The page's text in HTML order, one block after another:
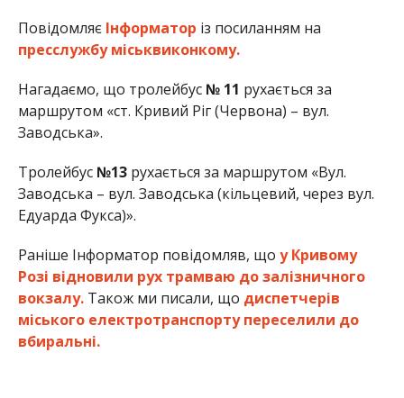
Повідомляє Інформатор із посиланням на
пресслужбу міськвиконкому.
Нагадаємо, що тролейбус № 11 рухається за
маршрутом «ст. Кривий Ріг (Червона) – вул.
Заводська».
Тролейбус №13 рухається за маршрутом «Вул.
Заводська – вул. Заводська (кільцевий, через вул.
Едуарда Фукса)».
Раніше Інформатор повідомляв, що у Кривому
Розі відновили рух трамваю до залізничного
вокзалу.Також ми писали, що диспетчерів
міського електротранспорту переселили до
вбиральні.